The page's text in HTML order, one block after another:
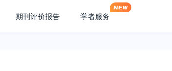
期刊评价报告 学者服务